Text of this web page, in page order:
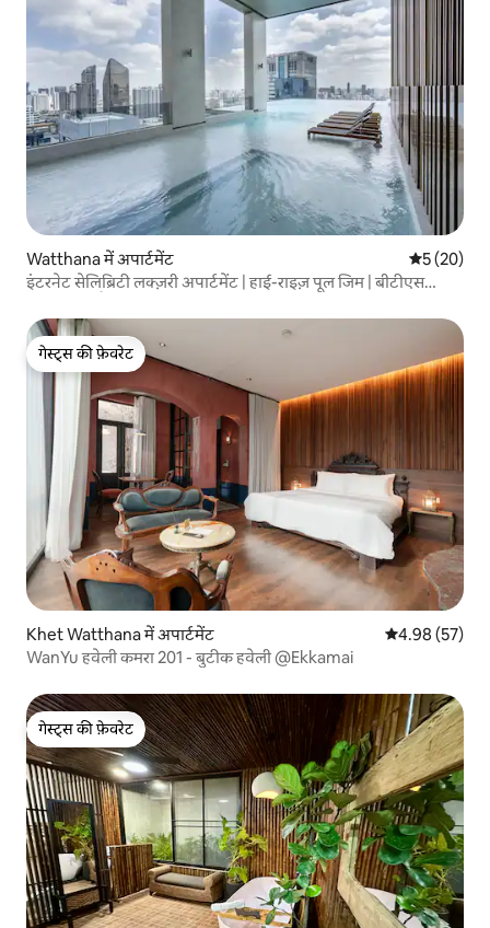
Watthana में अपार्टमेंट औसत रेटिंग
5 (20)
इंटरनेट सेलिब्रिटी लक्ज़री अपार्टमेंट | हाई-राइज़ पूल जिम | बीटीएस
गेस्ट्स की फ़ेवरेट
गेस्ट्स की फ़ेवरेट
Khet Watthana में अपार्टमेंट औसत रेटिंग 5 में
4.98 (57)
WanYu हवेली कमरा 201 - बुटीक हवेली @Ekkamai
गेस्ट्स की फ़ेवरेट
गेस्ट्स की फ़ेवरेट